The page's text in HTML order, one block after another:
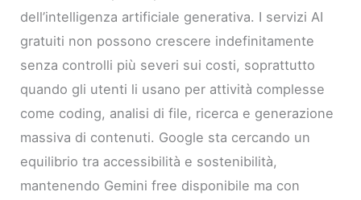
dell’intelligenza artificiale generativa. I servizi AI
gratuiti non possono crescere indefinitamente
senza controlli più severi sui costi, soprattutto
quando gli utenti li usano per attività complesse
come coding, analisi di file, ricerca e generazione
massiva di contenuti. Google sta cercando un
equilibrio tra accessibilità e sostenibilità,
mantenendo Gemini free disponibile ma con